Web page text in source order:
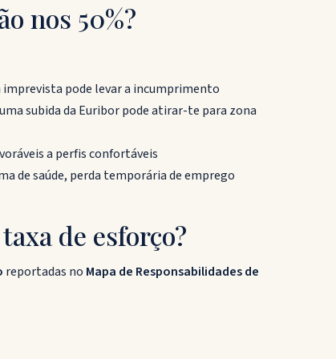
nos 50%?
imprevista pode levar a incumprimento
subida da Euribor pode atirar-te para zona
a perfis confortáveis
de saúde, perda temporária de emprego
de esforço?
reportadas no Mapa de Responsabilidades de